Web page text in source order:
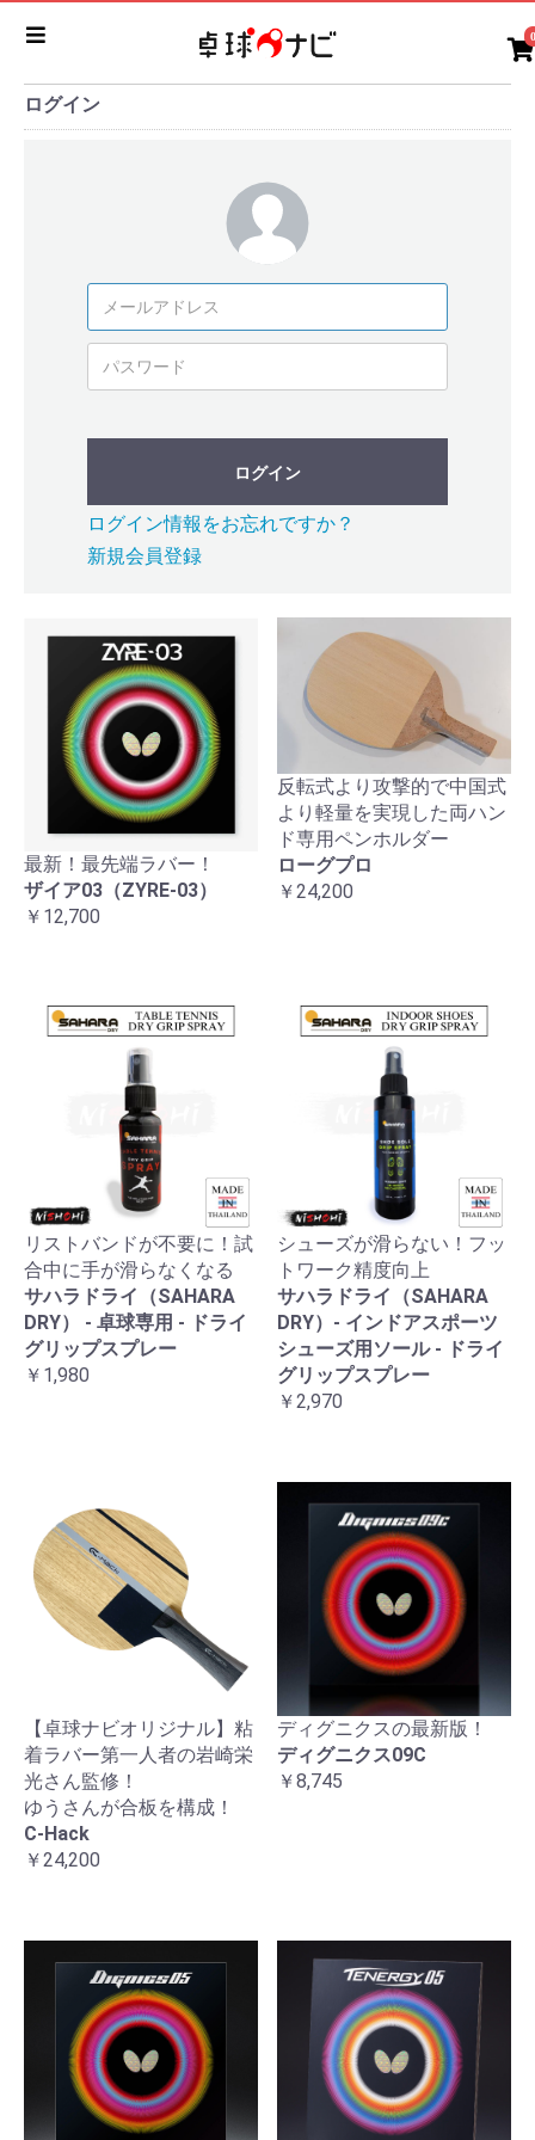
0
ログイン
ログイン
ログイン情報をお忘れですか？
新規会員登録
最新！最先端ラバー！
ザイア03（ZYRE-03）
￥12,700
反転式より攻撃的で中国式
より軽量を実現した両ハン
ド専用ペンホルダー
ローグプロ
￥24,200
リストバンドが不要に！試
合中に手が滑らなくなる
サハラドライ（SAHARA
DRY） - 卓球専用 - ドライ
グリップスプレー
￥1,980
シューズが滑らない！フッ
トワーク精度向上
サハラドライ（SAHARA
DRY）- インドアスポーツ
シューズ用ソール - ドライ
グリップスプレー
￥2,970
【卓球ナビオリジナル】粘
着ラバー第一人者の岩崎栄
光さん監修！
ゆうさんが合板を構成！
C-Hack
￥24,200
ディグニクスの最新版！
ディグニクス09C
￥8,745